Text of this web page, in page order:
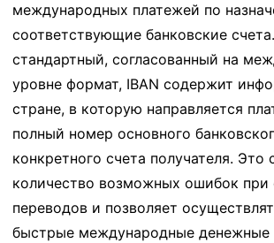
международных платежей по
соответствующие банковские
стандартный, согласованный на
уровне формат, IBAN содержит
стране, в которую направляется
полный номер основного
конкретного счета получателя. Это
количество возможных ошибок при
переводов и позволяет
быстрые международные денежные